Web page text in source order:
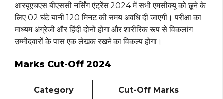
आरयूएचएस बीएससी नर्सिंग एंट्रेंस 2024 में सभी एमसीक्यू को छूने के
लिए 02 घंटे यानी 120 मिनट की समय अवधि दी जाएगी। परीक्षा का
माध्यम अंग्रेजी और हिंदी दोनों होगा और शारीरिक रूप से विकलांग
उम्मीदवारों के पास एक लेखक रखने का विकल्प होगा।
Marks Cut-Off 2024
Category Cut-Off Marks